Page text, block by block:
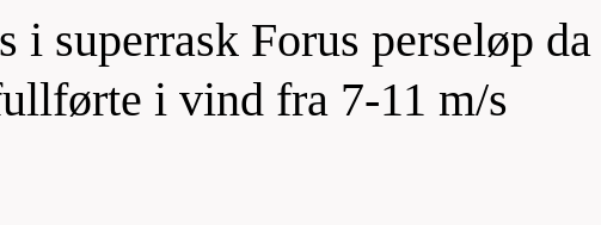
i superrask Forus perseløp da
i vind fra 7-11 m/s